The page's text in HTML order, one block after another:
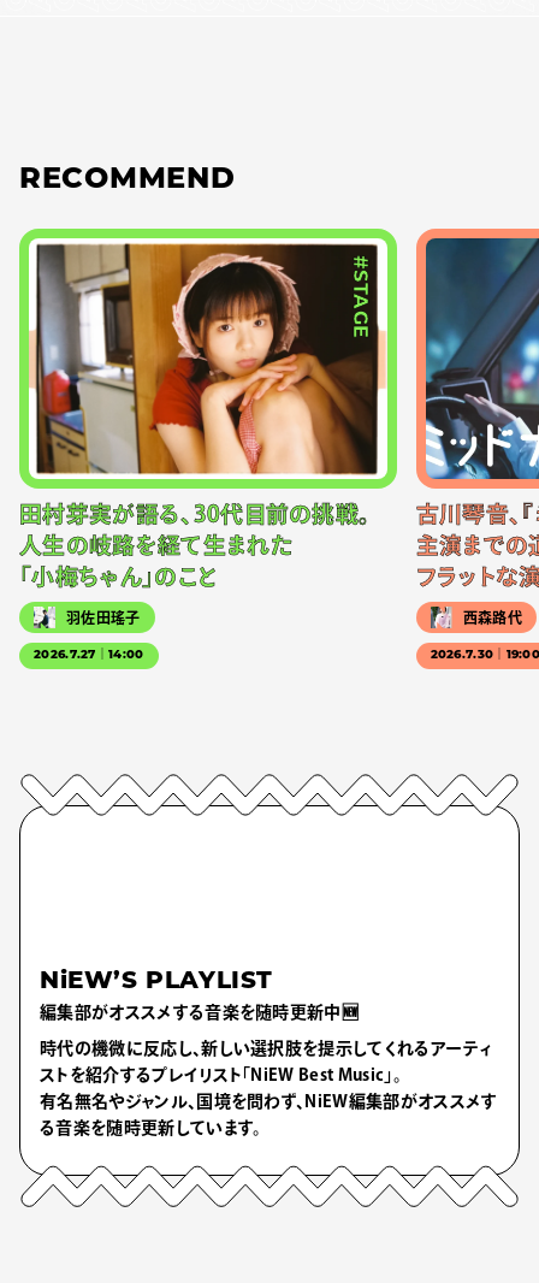
RECOMMEND
#STAGE
田村芽実が語る、30代目前の挑戦。
人生の岐路を経て生まれた
「小梅ちゃん」のこと
羽佐田瑤子
2026.7.27｜14:00
古川琴音、
主演までの
フラットな
西森路代
2026.7.30｜
NiEW’S PLAYLIST
編集部がオススメする音楽を随時更新中🆕
時代の機微に反応し、新しい選択肢を提示してくれるアーティ
ストを紹介するプレイリスト「NiEW Best Music」。
有名無名やジャンル、国境を問わず、NiEW編集部がオススメす
る音楽を随時更新しています。